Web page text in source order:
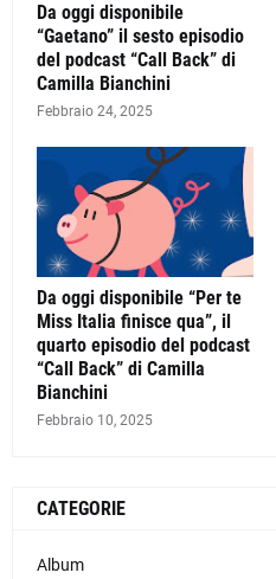
Da oggi disponibile
“Gaetano” il sesto episodio
del podcast “Call Back” di
Camilla Bianchini
Febbraio 24, 2025
Da oggi disponibile “Per te
Miss Italia finisce qua”, il
quarto episodio del podcast
“Call Back” di Camilla
Bianchini
Febbraio 10, 2025
CATEGORIE
Album